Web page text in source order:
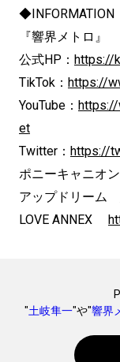
◆INFORMATION
『響界メトロ』
公式HP： https://
TikTok： https://
YouTube： https://
et
Twitter： https://
ポニーキャニオ
アップドリーム
LOVE ANNEX
"土岐隼一"や"響界